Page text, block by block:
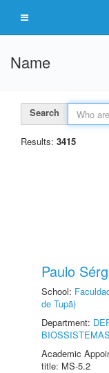
Name
Search
Results: 3415
Paulo
School:
de Tupã)
Department:
BIOSSISTEMAS
Academic
title: MS-5.2